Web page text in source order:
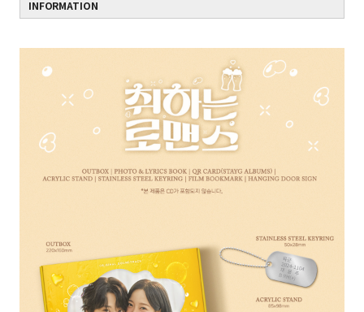
INFORMATION